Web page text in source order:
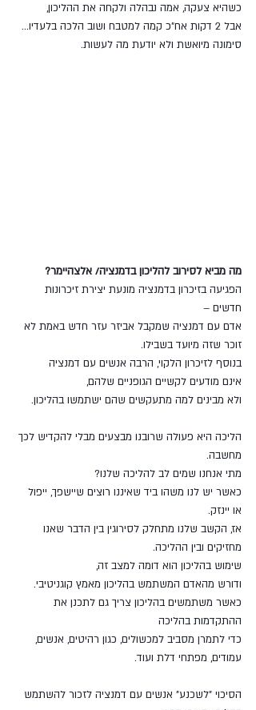
כשהיא צעקה, אמה נבהלה ולקחה את ההליכון,
אבל 2 דקות אח"כ קמה למטבח ושוב הלכה בלעדיו...
סימונה מיואשת ולא יודעת מה לעשות.
מה מביא לסירוב להליכון בדמנציה/ אלצהיימר?
הפגיעה בזיכרון בדמנציה מונעת יצירת זיכרונות
חדשים –
אדם עם דמנציה שמקבל אביזר עזר חדש באמת לא
זוכר שזה מיועד בשבילו.
בנוסף לזיכרון הלקוי, הרבה אנשים עם דמנציה
אינם מודעים לקשיים הגופניים שלהם,
ולא מבינים למה מתעקשים שהם ישתמשו בהליכון.
הליכה היא פעולה שרובנו מבצעים מבלי להקדיש לכך
מחשבה.
מתי אנחנו שמים לב להליכה שלנו?
כאשר יש לנו משהו ביד שאיננו רוצים שיישפך, ייפול
או יינזק.
אז, הקשב שלנו מתחלק לסירוגין בין הדבר שאנו
מחזיקים ובין ההליכה.
שימוש בהליכון הוא דומה למצב זה,
ודורש מהאדם המשתמש בהליכון מאמץ קוגניטיבי.
כאשר משתמשים בהליכון צריך גם לתכנן את
ההתקדמות בהליכה
כדי לתמרן מסביב למכשולים, כגון רהיטים, אנשים,
עמודים, מפתחי דלת ועוד.
הסיכוי "לשכנע" אנשים עם דמנציה לזכור להשתמש